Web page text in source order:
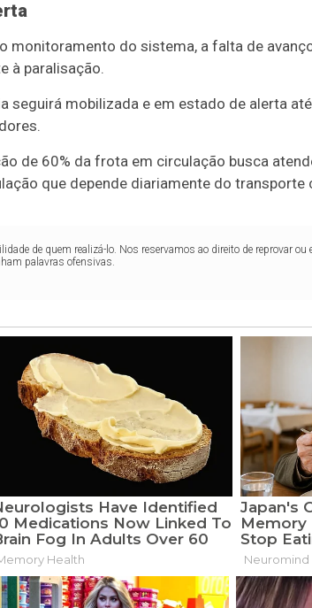
monitoramento do sistema, a falta de
à paralisação.
seguirá mobilizada e em estado de alerta
de 60% da frota em circulação busca
que depende diariamente do transporte
de quem realizá-lo. Nos reservamos ao direito de reprovar
palavras ofensivas.